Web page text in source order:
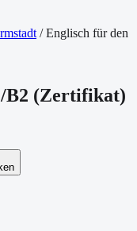
/Englisch für den
B2 (Zertifikat)